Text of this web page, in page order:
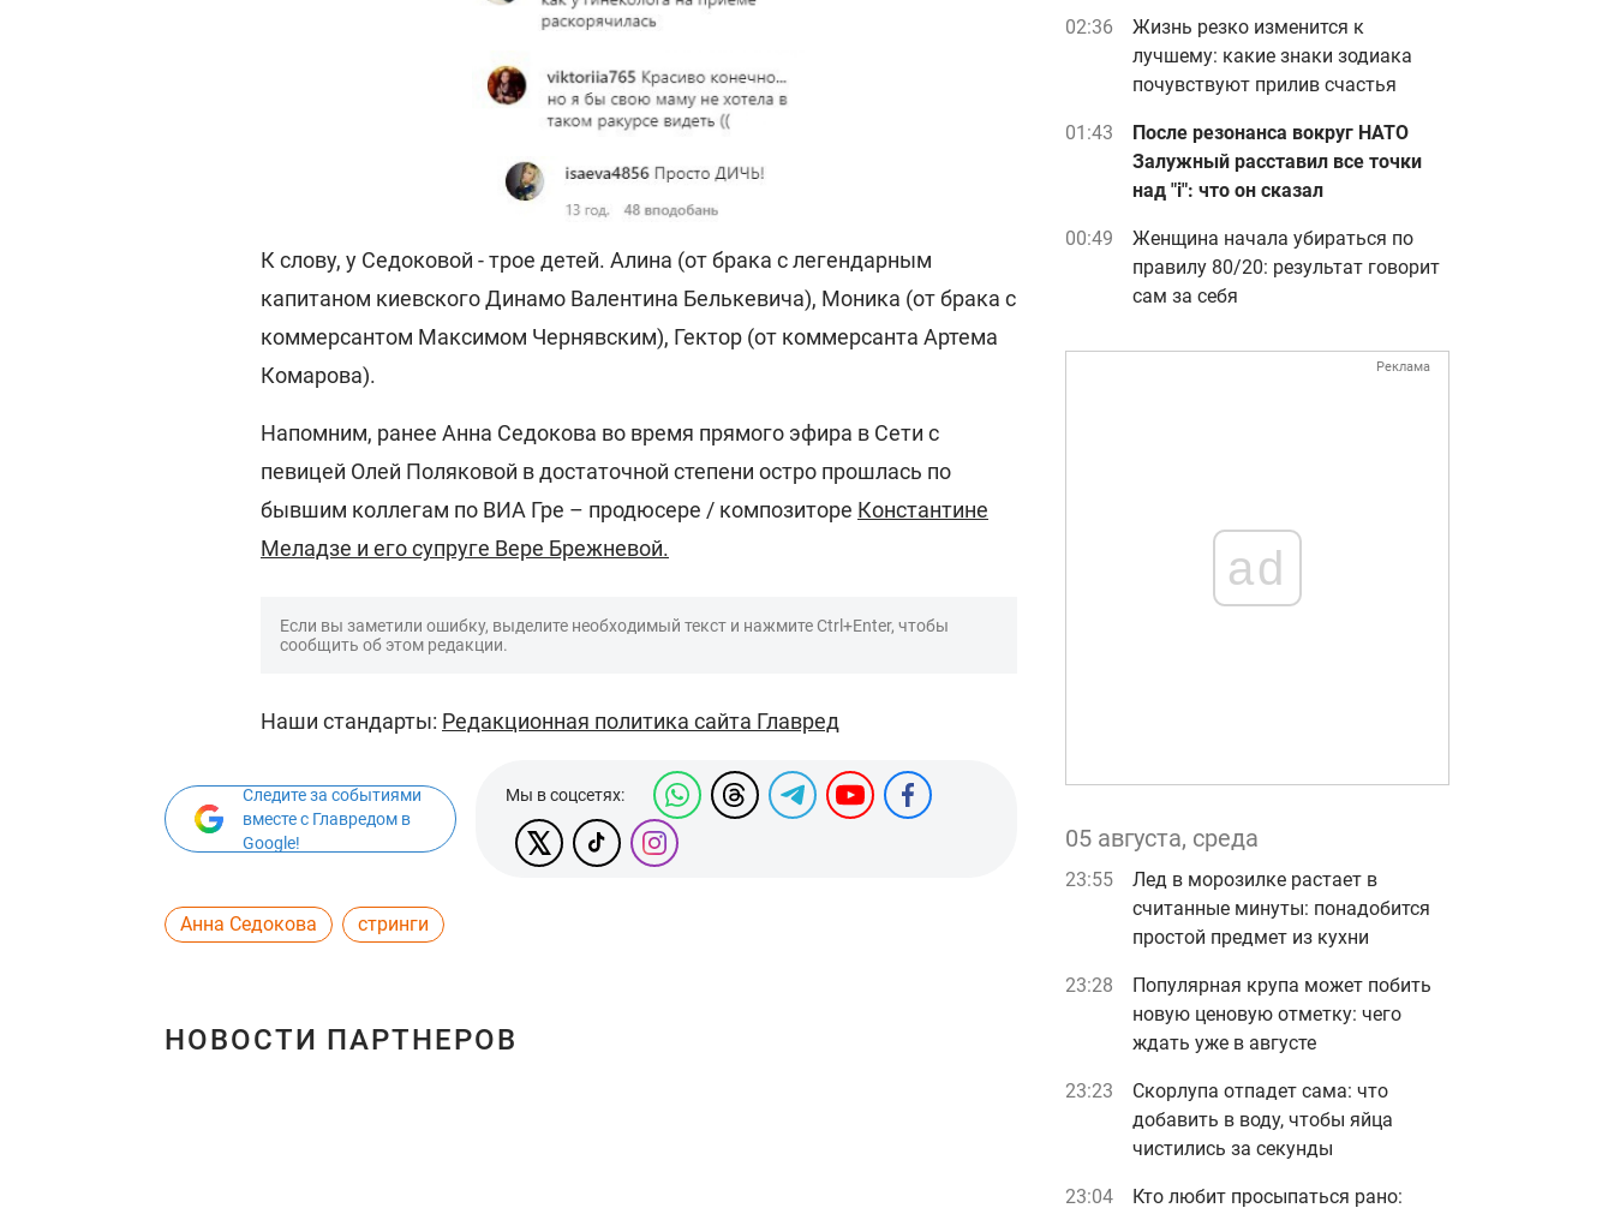
К слову, у Седоковой - трое детей. Алина (от брака с легендарным
капитаном киевского Динамо Валентина Белькевича), Моника (от брака с
коммерсантом Максимом Чернявским), Гектор (от коммерсанта Артема
Комарова).
Напомним, ранее Анна Седокова во время прямого эфира в Сети с
певицей Олей Поляковой в достаточной степени остро прошлась по
бывшим коллегам по ВИА Гре – продюсере / композиторе Константине
Меладзе и его супруге Вере Брежневой.
Если вы заметили ошибку, выделите необходимый текст и нажмите Ctrl+Enter, чтобы
сообщить об этом редакции.
Наши стандарты: Редакционная политика сайта Главред
Следите за событиями
вместе с Главредом в
Google!
Мы в соцсетях:
Анна Седокова стринги
НОВОСТИ ПАРТНЕРОВ
02:36
Жизнь резко изменится к
лучшему: какие знаки зодиака
почувствуют прилив счастья
01:43
После резонанса вокруг НАТО
Залужный расставил все точки
над "i": что он сказал
00:49
Женщина начала убираться по
правилу 80/20: результат говорит
сам за себя
Реклама
ad
05 августа, среда
23:55
Лед в морозилке растает в
считанные минуты: понадобится
простой предмет из кухни
23:28
Популярная крупа может побить
новую ценовую отметку: чего
ждать уже в августе
23:23
Скорлупа отпадет сама: что
добавить в воду, чтобы яйца
чистились за секунды
23:04 Кто любит просыпаться рано: